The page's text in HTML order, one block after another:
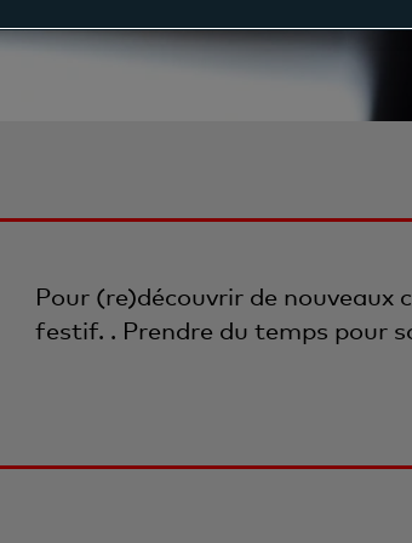
Pour (re)découvrir de nouveaux
festif. . Prendre du temps pour